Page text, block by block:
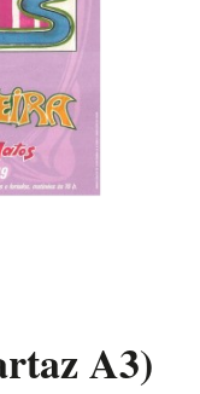
A3)